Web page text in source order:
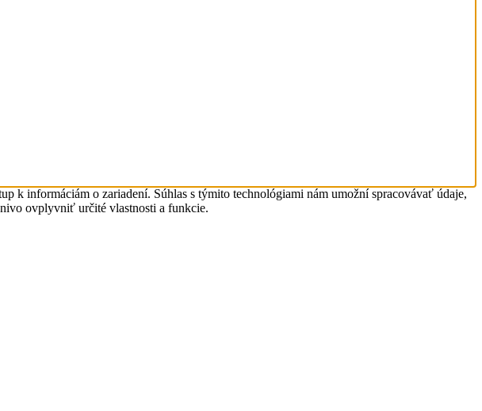
k informáciám o zariadení. Súhlas s týmito technológiami nám umožní spracovávať údaje,
ovplyvniť určité vlastnosti a funkcie.